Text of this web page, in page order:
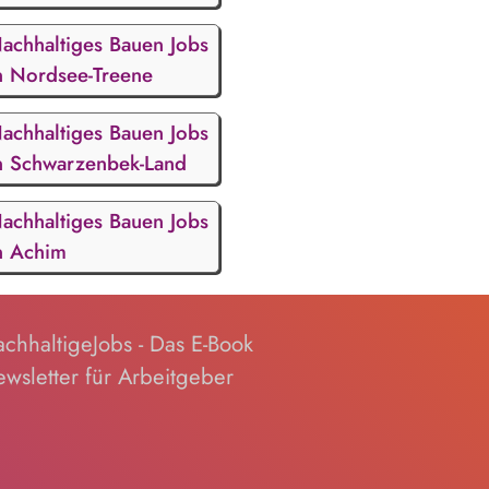
Bauen Jobs
Nordsee-Treene
Bauen Jobs
Schwarzenbek-Land
Bauen Jobs
Achim
- Das E-Book
für Arbeitgeber